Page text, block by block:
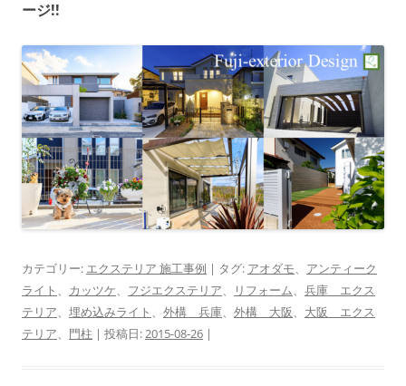
ージ!!
カテゴリー: エクステリア 施工事例 | タグ: アオダモ、 アンティーク
ライト 、 カッツケ、 フジエクステリア、 リフォーム、 兵庫 エクス
テリア、 埋め込みライト 、 外構 兵庫、 外構 大阪、 大阪 エクス
テリア、 門柱 | 投稿日:2015-08-26 |